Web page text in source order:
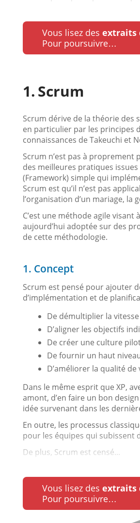
Vous lisez des extraits
Pour poursuivre…
Scrum
Scrum dérive de la théorie des
en particulier par les principes
connaissances de Takeuchi et
Scrum n’est pas à proprement
des meilleures pratiques
(Framework) simple qui
Scrum est qu’il n’est pas
l’organisation d’un mariage, la
C’est une méthode agile
aujourd’hui adoptée sur des
de cette méthodologie.
1. Concept
Scrum est pensé pour ajouter
d’implémentation et de
De démultiplier la
D’aligner les objectifs
De créer une culture
De fournir un haut
D’améliorer la qualité
Dans le même esprit que XP,
amont, d’en faire un bon
idée survenant dans les
En outre, les processus
pour les équipes qui subissent
De plus, Scrum est censé...
Vous lisez des extraits
Pour poursuivre…